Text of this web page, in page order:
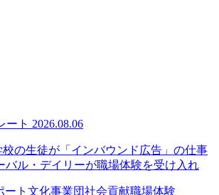
ート 2026.08.06
校の生徒が「インバウンド広告」の仕事
バル・デイリーが職場体験を受け入れ
ート文化事業団社会貢献職場体験